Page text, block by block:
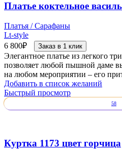
Платье коктельное
Платья / Сарафаны
Lt-style
6 800₽ Заказ в 1 клик
Элегантное платье из легкого
позволяет любой пышной даме
на любом мероприятии – его
Добавить в список желаний
Быстрый просмотр
58
Куртка 1173 цвет горчица